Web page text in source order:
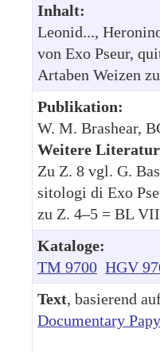
Inhalt:
Leonid...,
von Exo Pseur,
Artaben Weizen
Publikation:
W. M. Brashear,
Weitere
Zu Z. 8 vgl. G.
sitologi di Exo
zu Z. 4–5 = BL
Kataloge:
TM 9700 HGV
Text, basierend
Documentary